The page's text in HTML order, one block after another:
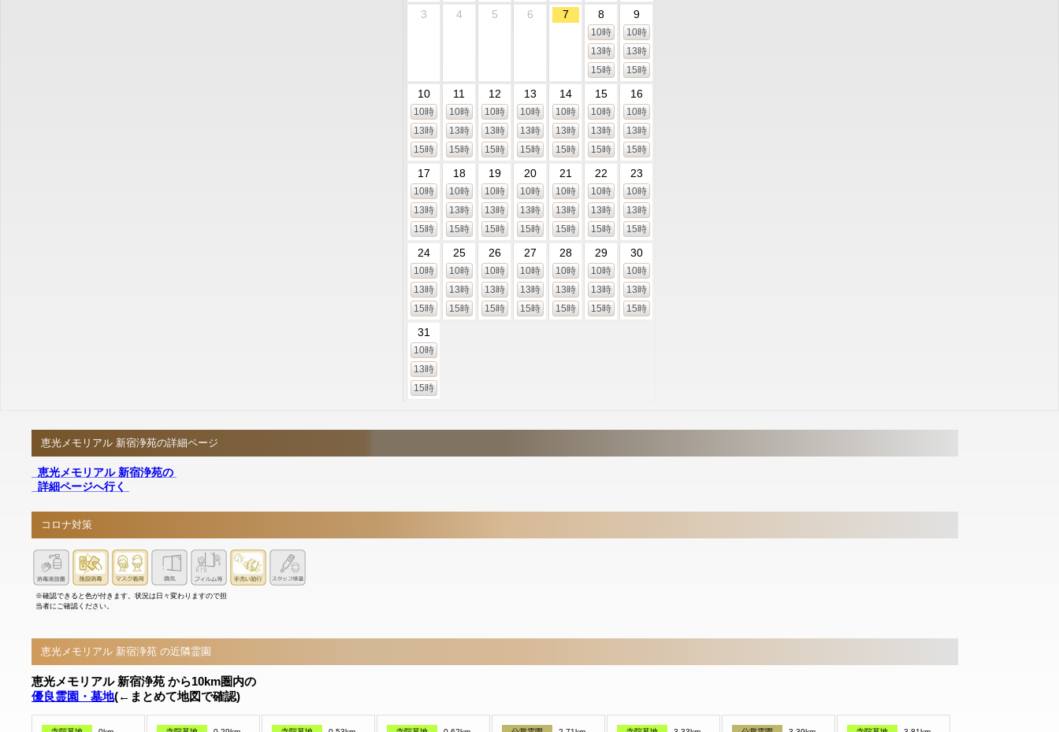
3
4 5 6 7 8
10時
13時
15時
9
10時
13時
15時
10
10時
13時
15時
11
10時
13時
15時
12
10時
13時
15時
13
10時
13時
15時
14
10時
13時
15時
15
10時
13時
15時
16
10時
13時
15時
17
10時
13時
15時
18
10時
13時
15時
19
10時
13時
15時
20
10時
13時
15時
21
10時
13時
15時
22
10時
13時
15時
23
10時
13時
15時
24
10時
13時
15時
25
10時
13時
15時
26
10時
13時
15時
27
10時
13時
15時
28
10時
13時
15時
29
10時
13時
15時
30
10時
13時
15時
31
10時
13時
15時
恵光メモリアル 新宿浄苑の詳細ページ
恵光メモリアル 新宿浄苑の
詳細ページへ行く
コロナ対策
※確認できると色が付きます。状況は日々変わりますので担
当者にご確認ください。
恵光メモリアル 新宿浄苑 の近隣霊園
恵光メモリアル 新宿浄苑 から10km圏内の
優良霊園・墓地(←まとめて地図で確認)